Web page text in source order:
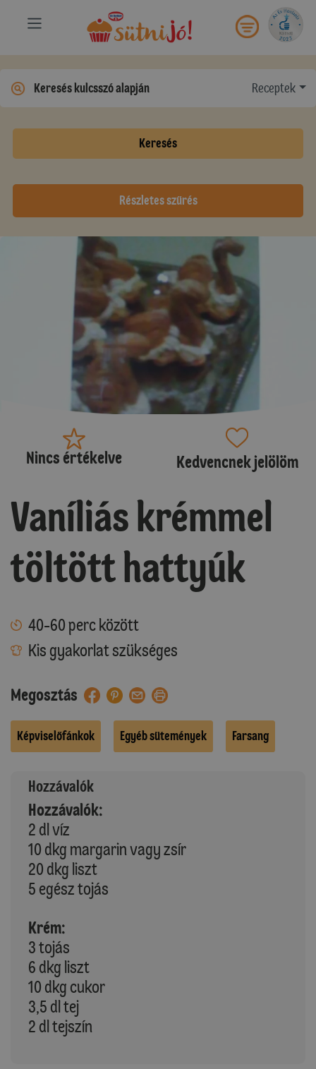
Receptek
Keresés
Részletes szűrés
Nincs értékelve Kedvencnek jelölöm
Vaníliás krémmel
töltött hattyúk
40-60 perc között
Kis gyakorlat szükséges
Megosztás
Képviselőfánkok Egyéb sütemények Farsang
Hozzávalók
Hozzávalók:
2 dl víz
10 dkg margarin vagy zsír
20 dkg liszt
5 egész tojás
Krém:
3 tojás
6 dkg liszt
10 dkg cukor
3,5 dl tej
2 dl tejszín